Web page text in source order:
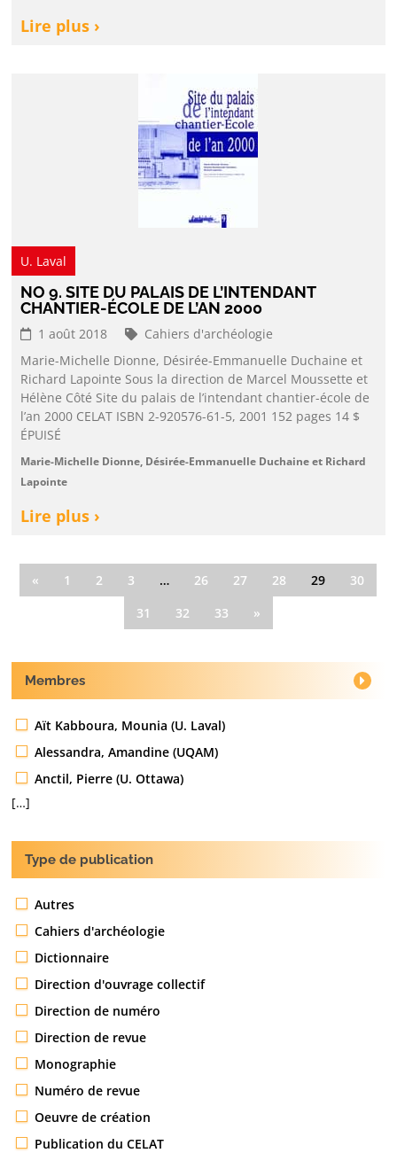
Lire plus ›
U. Laval
NO 9. SITE DU PALAIS DE L’INTENDANT
CHANTIER-ÉCOLE DE L’AN 2000
1 août 2018
Cahiers d'archéologie
Marie-Michelle Dionne, Désirée-Emmanuelle Duchaine et
Richard Lapointe Sous la direction de Marcel Moussette et
Hélène Côté Site du palais de l’intendant chantier-école de
l’an 2000 CELAT ISBN 2-920576-61-5, 2001 152 pages 14 $
ÉPUISÉ
Marie-Michelle Dionne, Désirée-Emmanuelle Duchaine et Richard
Lapointe
Lire plus ›
« 1 2 3 … 26 27 28 29
30
31
32 33 »
Membres
Aït Kabboura, Mounia (U. Laval)
Alessandra, Amandine (UQAM)
Anctil, Pierre (U. Ottawa)
[…]
Type de publication
Autres
Cahiers d'archéologie
Dictionnaire
Direction d'ouvrage collectif
Direction de numéro
Direction de revue
Monographie
Numéro de revue
Oeuvre de création
Publication du CELAT